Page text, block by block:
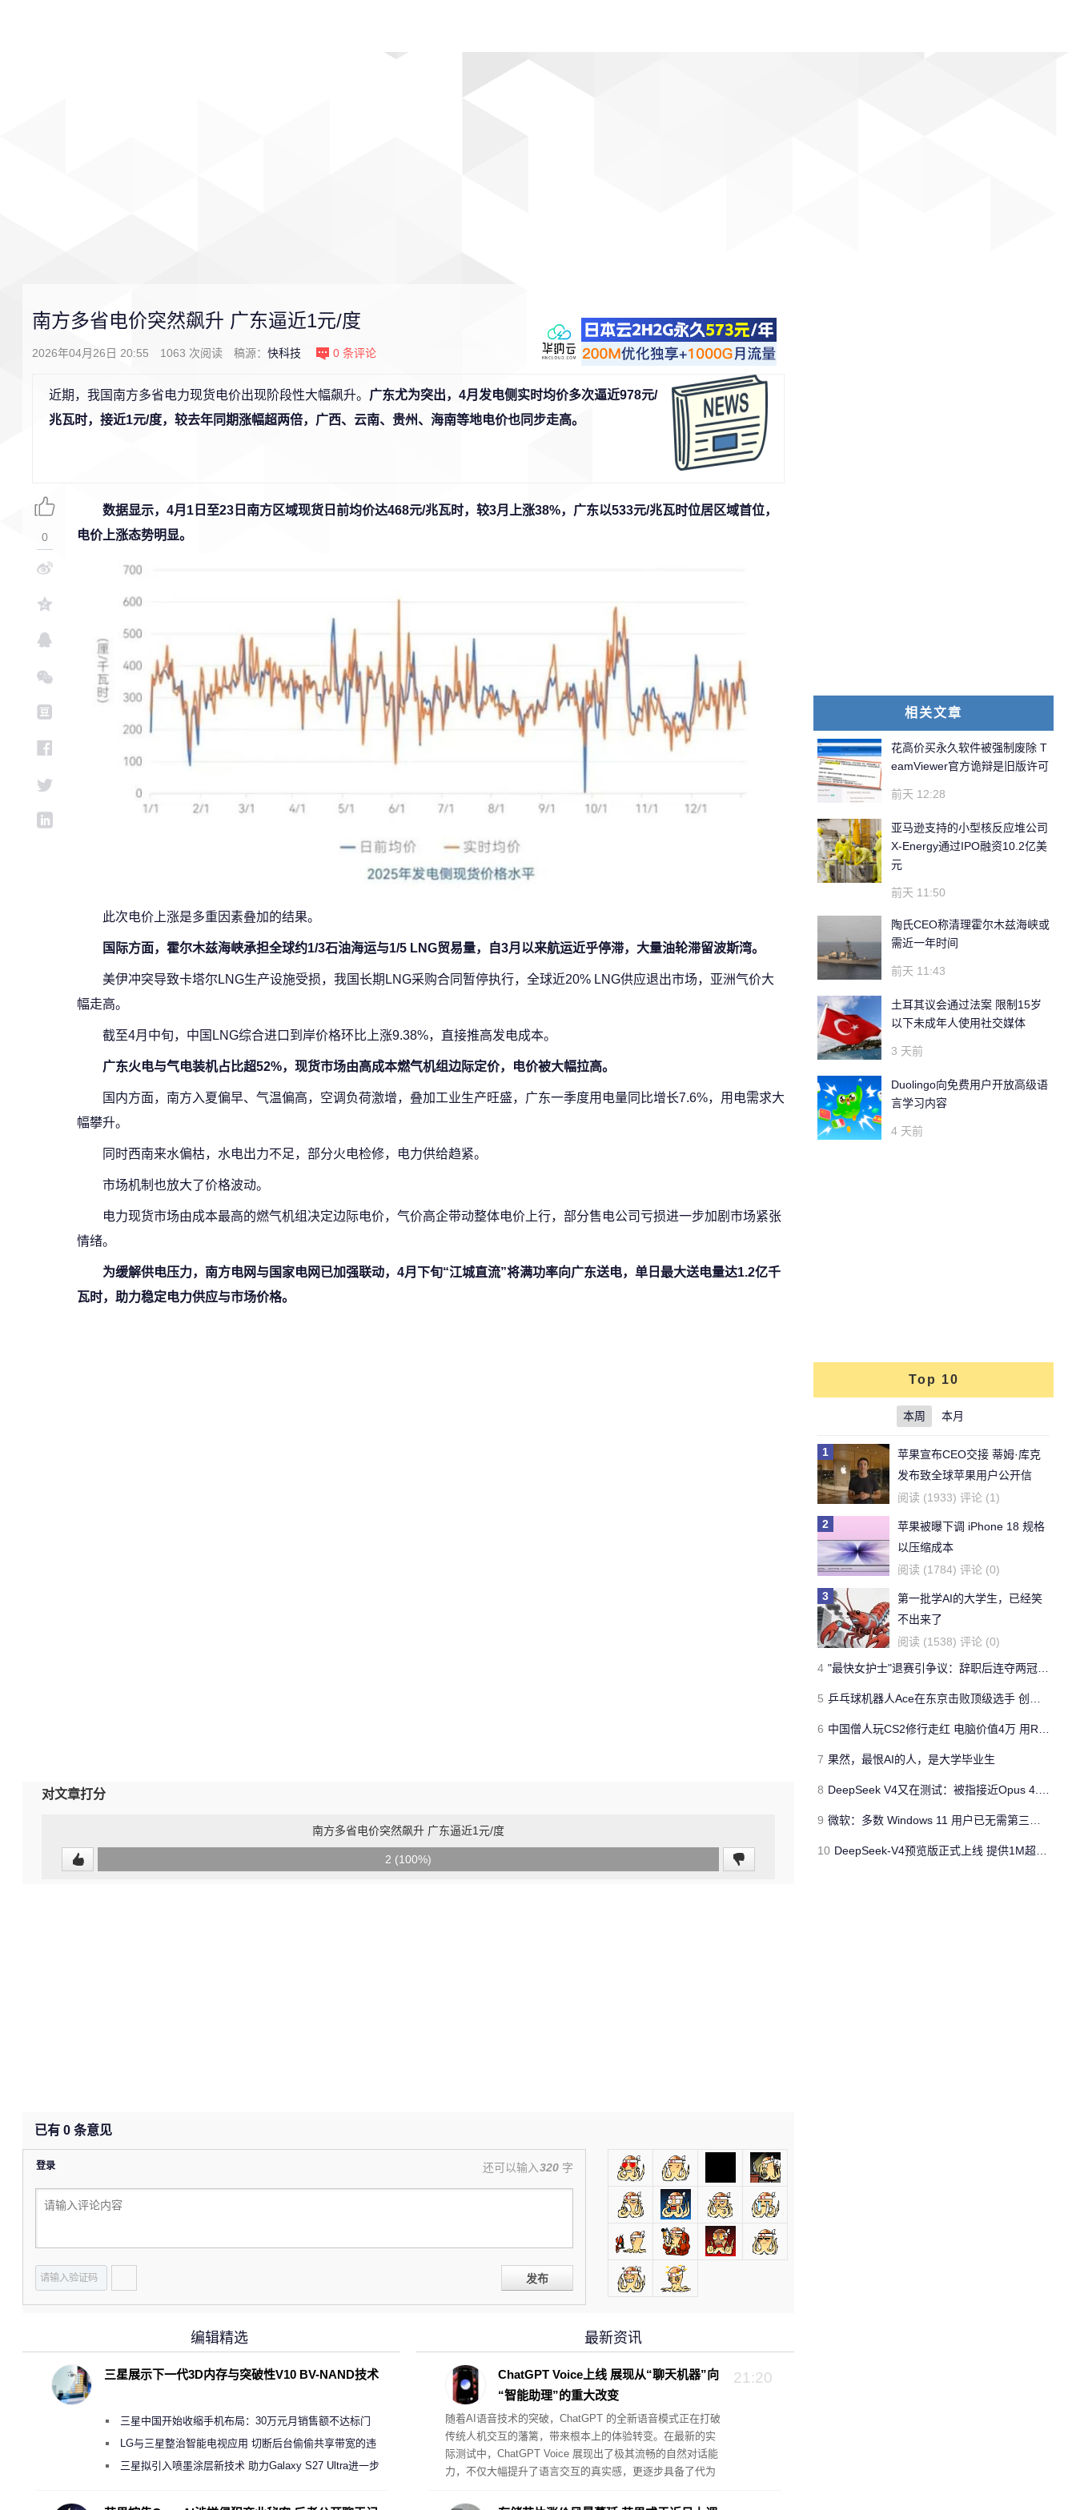
南方多省电价突然飙升 广东逼近1元/度
2026年04月26日 20:55 1063 次阅读 稿源： 快科技 0 条评论
近期，我国南方多省电力现货电价出现阶段性大幅飙升。 广东尤为突出，4月发电侧实时均价多次逼近978元/
兆瓦时，接近1元/度，较去年同期涨幅超两倍，广西、云南、贵州、海南等地电价也同步走高。
数据显示，4月1日至23日南方区域现货日前均价达468元/兆瓦时，较3月上涨38%，广东以533元/兆瓦时位居区域首位，
电价上涨态势明显。
此次电价上涨是多重因素叠加的结果。
国际方面，霍尔木兹海峡承担全球约1/3石油海运与1/5 LNG贸易量，自3月以来航运近乎停滞，大量油轮滞留波斯湾。
美伊冲突导致卡塔尔LNG生产设施受损，我国长期LNG采购合同暂停执行，全球近20% LNG供应退出市场，亚洲气价大
幅走高。
截至4月中旬，中国LNG综合进口到岸价格环比上涨9.38%，直接推高发电成本。
广东火电与气电装机占比超52%，现货市场由高成本燃气机组边际定价，电价被大幅拉高。
国内方面，南方入夏偏早、气温偏高，空调负荷激增，叠加工业生产旺盛，广东一季度用电量同比增长7.6%，用电需求大
幅攀升。
同时西南来水偏枯，水电出力不足，部分火电检修，电力供给趋紧。
市场机制也放大了价格波动。
电力现货市场由成本最高的燃气机组决定边际电价，气价高企带动整体电价上行，部分售电公司亏损进一步加剧市场紧张
情绪。
为缓解供电压力，南方电网与国家电网已加强联动，4月下旬“江城直流”将满功率向广东送电，单日最大送电量达1.2亿千
瓦时，助力稳定电力供应与市场价格。
0
对文章打分
南方多省电价突然飙升 广东逼近1元/度
2 (100%)
已有 0 条意见
登录 还可以输入320 字
发布
最新资讯
21:20
ChatGPT Voice上线 展现从“聊天机器”向
“智能助理”的重大改变
随着AI语音技术的突破，ChatGPT 的全新语音模式正在打破
传统人机交互的藩篱，带来根本上的体验转变。在最新的实
际测试中，ChatGPT Voice 展现出了极其流畅的自然对话能
力，不仅大幅提升了语言交互的真实感，更逐步具备了代为
编辑精选
三星展示下一代3D内存与突破性V10 BV-NAND技术
三星中国开始收缩手机布局：30万元月销售额不达标门
店 将被逐步清退
LG与三星整治智能电视应用 切断后台偷偷共享带宽的违
规行为三星拟引入喷墨涂层新技术 助力Galaxy S27 Ultra进一步
相关文章
花高价买永久软件被强制废除 T
eamViewer官方诡辩是旧版许可
前天 12:28
亚马逊支持的小型核反应堆公司
X-Energy通过IPO融资10.2亿美
元
前天 11:50
陶氏CEO称清理霍尔木兹海峡或
需近一年时间
前天 11:43
土耳其议会通过法案 限制15岁
以下未成年人使用社交媒体
3 天前
Duolingo向免费用户开放高级语
言学习内容
4 天前
Top 10
本周 本月
1
苹果宣布CEO交接 蒂姆·库克
发布致全球苹果用户公开信
阅读 (1933) 评论 (1)
2
苹果被曝下调 iPhone 18 规格
以压缩成本
阅读 (1784) 评论 (0)
3
第一批学AI的大学生，已经笑
不出来了
阅读 (1538) 评论 (0)
4 "最快女护士"退赛引争议：辞职后连夺两冠折现超20万
5 乒乓球机器人Ace在东京击败顶级选手 创下体育机器人历史第一
6 中国僧人玩CS2修行走红 电脑价值4万 用RTX4090
7 果然，最恨AI的人，是大学毕业生
8 DeepSeek V4又在测试：被指接近Opus 4.5 但不会太便宜
9 微软：多数 Windows 11 用户已无需第三方杀毒软件
10 DeepSeek-V4预览版正式上线 提供1M超长上下文记忆全新体验